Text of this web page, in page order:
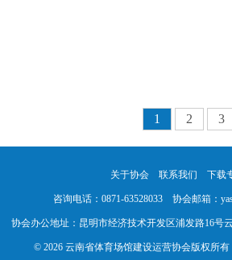
1 2 3
关于协会 联系我们 下载
咨询电话：0871-63528033 协会邮箱：
协会办公地址：昆明市经济技术开发区浦发路16号
© 2026 云南省体育场馆建设运营协会版权所